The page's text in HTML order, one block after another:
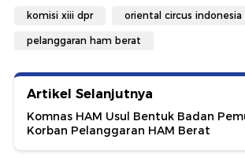
komisi xiii dpr oriental circus indonesia
pelanggaran ham berat
Artikel Selanjutnya
Komnas HAM Usul Bentuk Badan
Korban Pelanggaran HAM Berat